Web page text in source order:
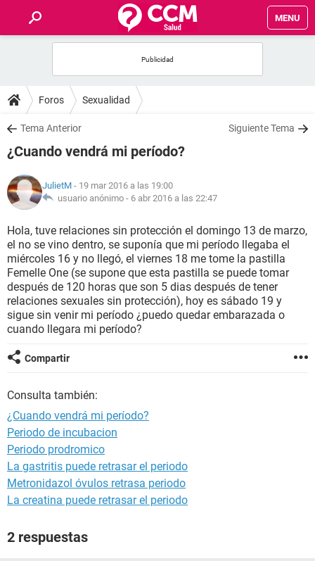
MENU
FOROS
SALUD
FAMILIA
NUTRICIÓN
BIENESTAR
SEXUALIDAD
GLOSARIO
Foros Sexualidad
Tema Anterior Siguiente Tema
¿Cuando vendrá mi período?
JulietM - 19 mar 2016 a las 19:00
usuario anónimo - 6 abr 2016 a las 22:47
Hola, tuve relaciones sin protección el domingo 13 de marzo,
el no se vino dentro, se suponía que mi período llegaba el
miércoles 16 y no llegó, el viernes 18 me tome la pastilla
Femelle One (se supone que esta pastilla se puede tomar
después de 120 horas que son 5 dias después de tener
relaciones sexuales sin protección), hoy es sábado 19 y
sigue sin venir mi período ¿puedo quedar embarazada o
cuando llegara mi período?
Compartir
Consulta también:
¿Cuando vendrá mi período?
Periodo de incubacion
Periodo prodromico
La gastritis puede retrasar el periodo
Metronidazol óvulos retrasa periodo
La creatina puede retrasar el periodo
2 respuestas